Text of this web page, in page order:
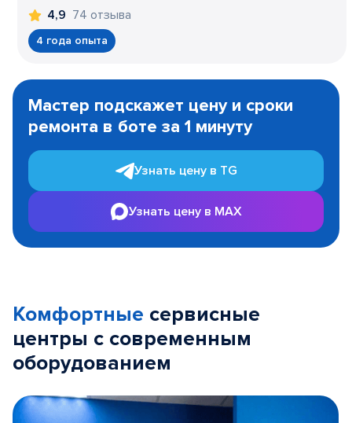
4,9 74 отзыва
4 года опыта
1
Мастер подскажет цену и сроки
ремонта в боте за 1 минуту
Узнать цену в TG
Узнать цену в MAX
Комфортные сервисные
центры с современным
оборудованием